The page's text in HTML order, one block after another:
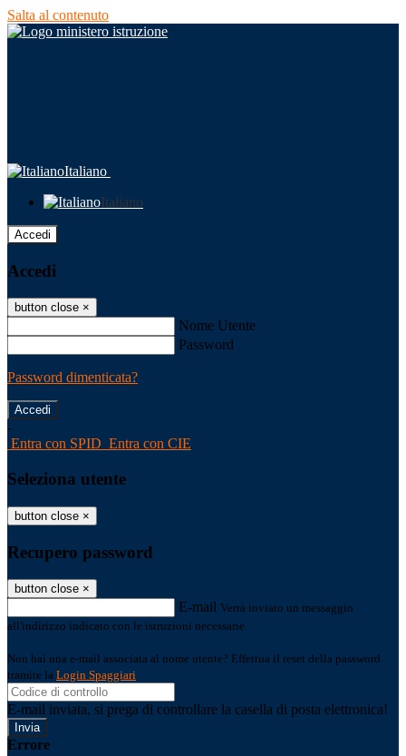
Salta al contenuto
Italiano
Italiano
Accedi
Accedi
button close ×
Nome Utente
Password
Password dimenticata?
-
Entra con SPID Entra con CIE
Seleziona utente
button close ×
Recupero password
button close ×
E-mail Verrà inviato un messaggio
all'indirizzo indicato con le istruzioni necessarie.
Non hai una e-mail associata al nome utente? Effettua il reset della password
tramite la Login Spaggiari
E-mail inviata, si prega di controllare la casella di posta elettronica!
Errore